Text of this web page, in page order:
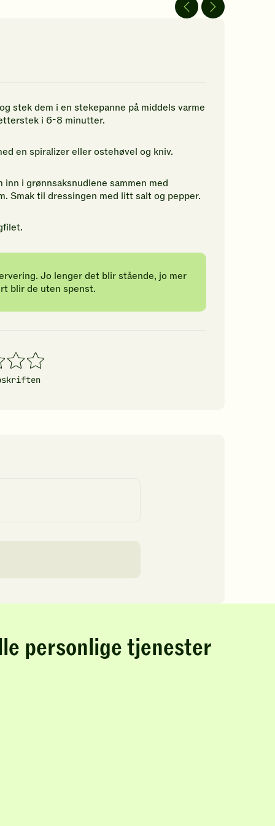
vurdering.
5
vurdering.
stek dem i en stekepanne på middels varme
i 6-8 minutter.
en spiralizer eller ostehøvel og kniv.
i grønnsaksnudlene sammen med
Smak til dressingen med litt salt og pepper.
Jo lenger det blir stående, jo mer
blir de uten spenst.
4
stjerner
5
stjerner
personlige tjenester